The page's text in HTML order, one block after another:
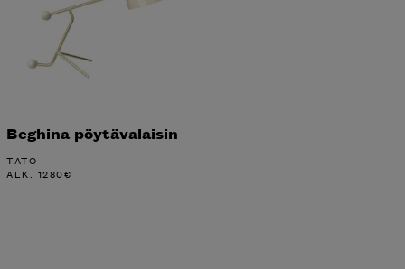
Beghina pöytävalaisin
TATO
ALK. 1280€